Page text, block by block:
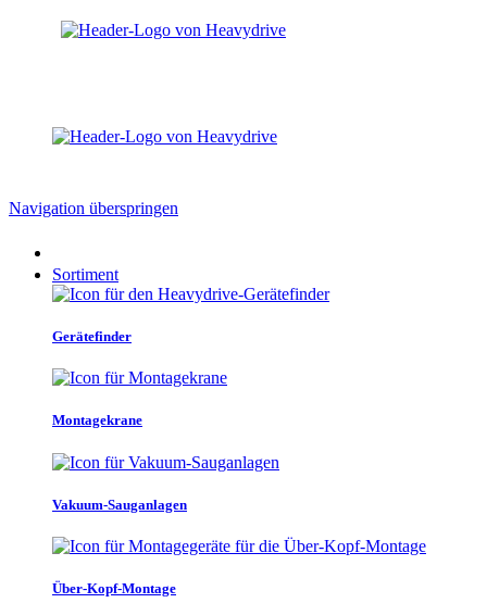
Navigation überspringen
Sortiment
Gerätefinder
Montagekrane
Vakuum-Sauganlagen
Über-Kopf-Montage